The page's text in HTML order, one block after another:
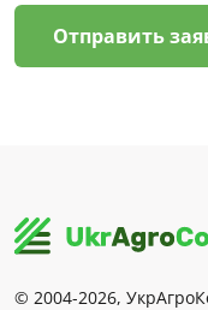
Отправить
© 2004-2026,